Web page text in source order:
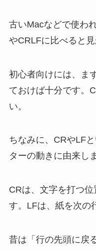
古いMacなどで使わ
やCRLFに比べると
初心者向けには、ま
ておけば十分です。
い。
ちなみに、CRやLF
ターの動きに由来し
CRは、文字を打つ
す。LFは、紙を次の
昔は「行の先頭に戻